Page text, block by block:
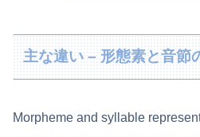
主な違い – 形態素と音節
Morpheme and syllable